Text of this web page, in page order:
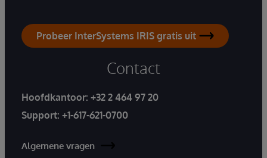
Probeer InterSystems IRIS gratis uit
Contact
Hoofdkantoor: +32 2 464 97 20
Support: +1-617-621-0700
Algemene vragen